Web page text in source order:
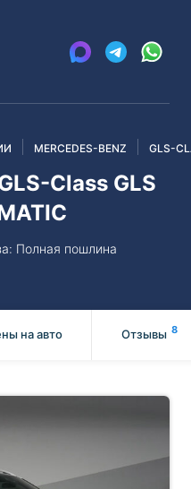
MERCEDES-BENZ GLS-
Class GLS
Полная пошлина
на авто Отзывы 8